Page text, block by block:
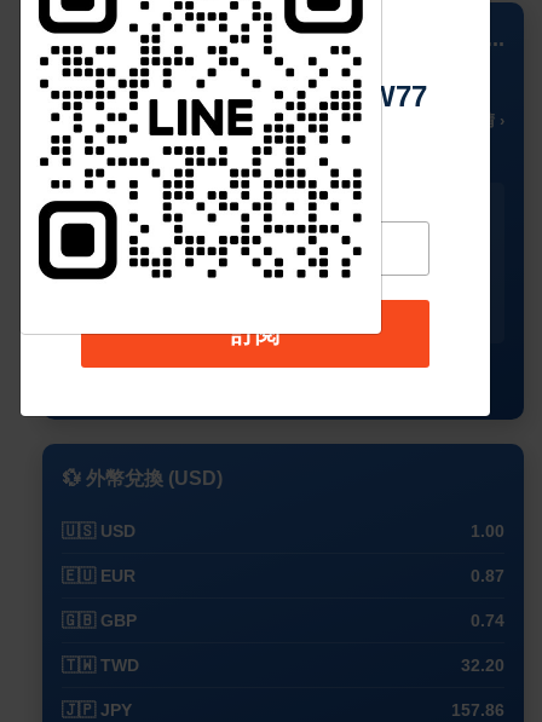
📍 Columbus ...
🌥️23 °C 🌡️ 多雲時晴 ›
今天
🌥️
星期二
🌥️
星期三
☀️
星期四
☀️
💱 外幣兌換 (USD)
🇺🇸 USD 1.00
🇪🇺 EUR 0.87
🇬🇧 GBP 0.74
🇹🇼 TWD 32.20
🇯🇵 JPY 157.86
中 華 超 傳 媒
Https://reurl.cc/adqW77
訂閱